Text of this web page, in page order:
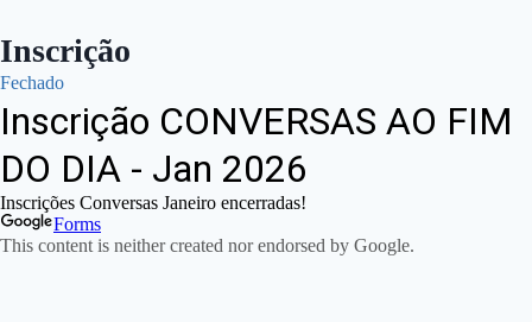
Inscrição
Fechado